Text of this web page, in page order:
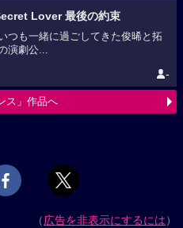
Lover 最後の約束
つも一緒に過ごしてきた俊晞と拓
演劇公...
-
ス」作品へ
（広告を非表示にするには）